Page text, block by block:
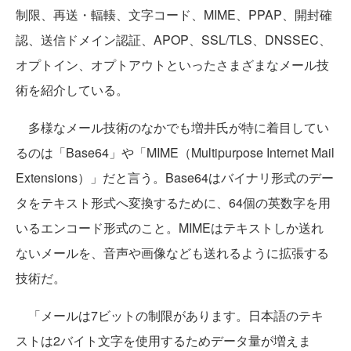
制限、再送・輻輳、文字コード、MIME、PPAP、開封確
認、送信ドメイン認証、APOP、SSL/TLS、DNSSEC、
オプトイン、オプトアウトといったさまざまなメール技
術を紹介している。
多様なメール技術のなかでも増井氏が特に着目してい
るのは「Base64」や「MIME（Multipurpose Internet Mail
Extensions）」だと言う。Base64はバイナリ形式のデー
タをテキスト形式へ変換するために、64個の英数字を用
いるエンコード形式のこと。MIMEはテキストしか送れ
ないメールを、音声や画像なども送れるように拡張する
技術だ。
「メールは7ビットの制限があります。日本語のテキ
ストは2バイト文字を使用するためデータ量が増えま